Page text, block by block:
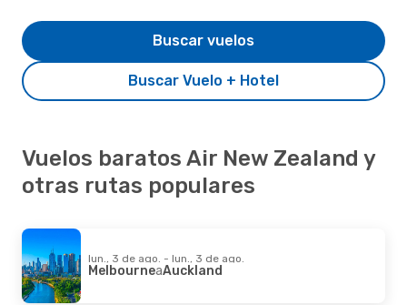
Buscar Vuelo + Hotel
Buscar vuelos
Vuelos baratos Air New Zealand y
otras rutas populares
lun., 3 de ago. - lun., 3 de ago.
MelbourneaAuckland